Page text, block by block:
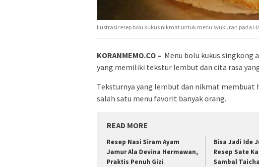
Ilustrasi resep bolu kukus nikmat untuk menu syukuran pada
KORANMEMO.CO – Menu bolu kukus singkong
yang memiliki tekstur lembut dan cita rasa
Teksturnya yang lembut dan nikmat membuat
salah satu menu favorit banyak orang.
READ MORE
Resep Nasi Siram Ayam
Jamur Ala Devina Hermawan,
Praktis Penuh Gizi
Bisa Jadi Ide
Resep Sate
Sambal